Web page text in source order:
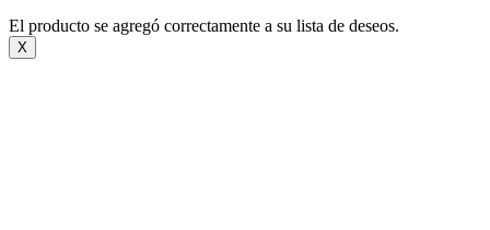
El producto se agregó correctamente a su lista de deseos.
X